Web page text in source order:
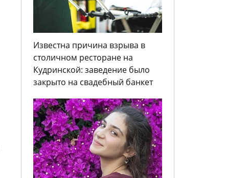
Известна причина взрыва в
столичном ресторане на
Кудринской: заведение было
закрыто на свадебный банкет